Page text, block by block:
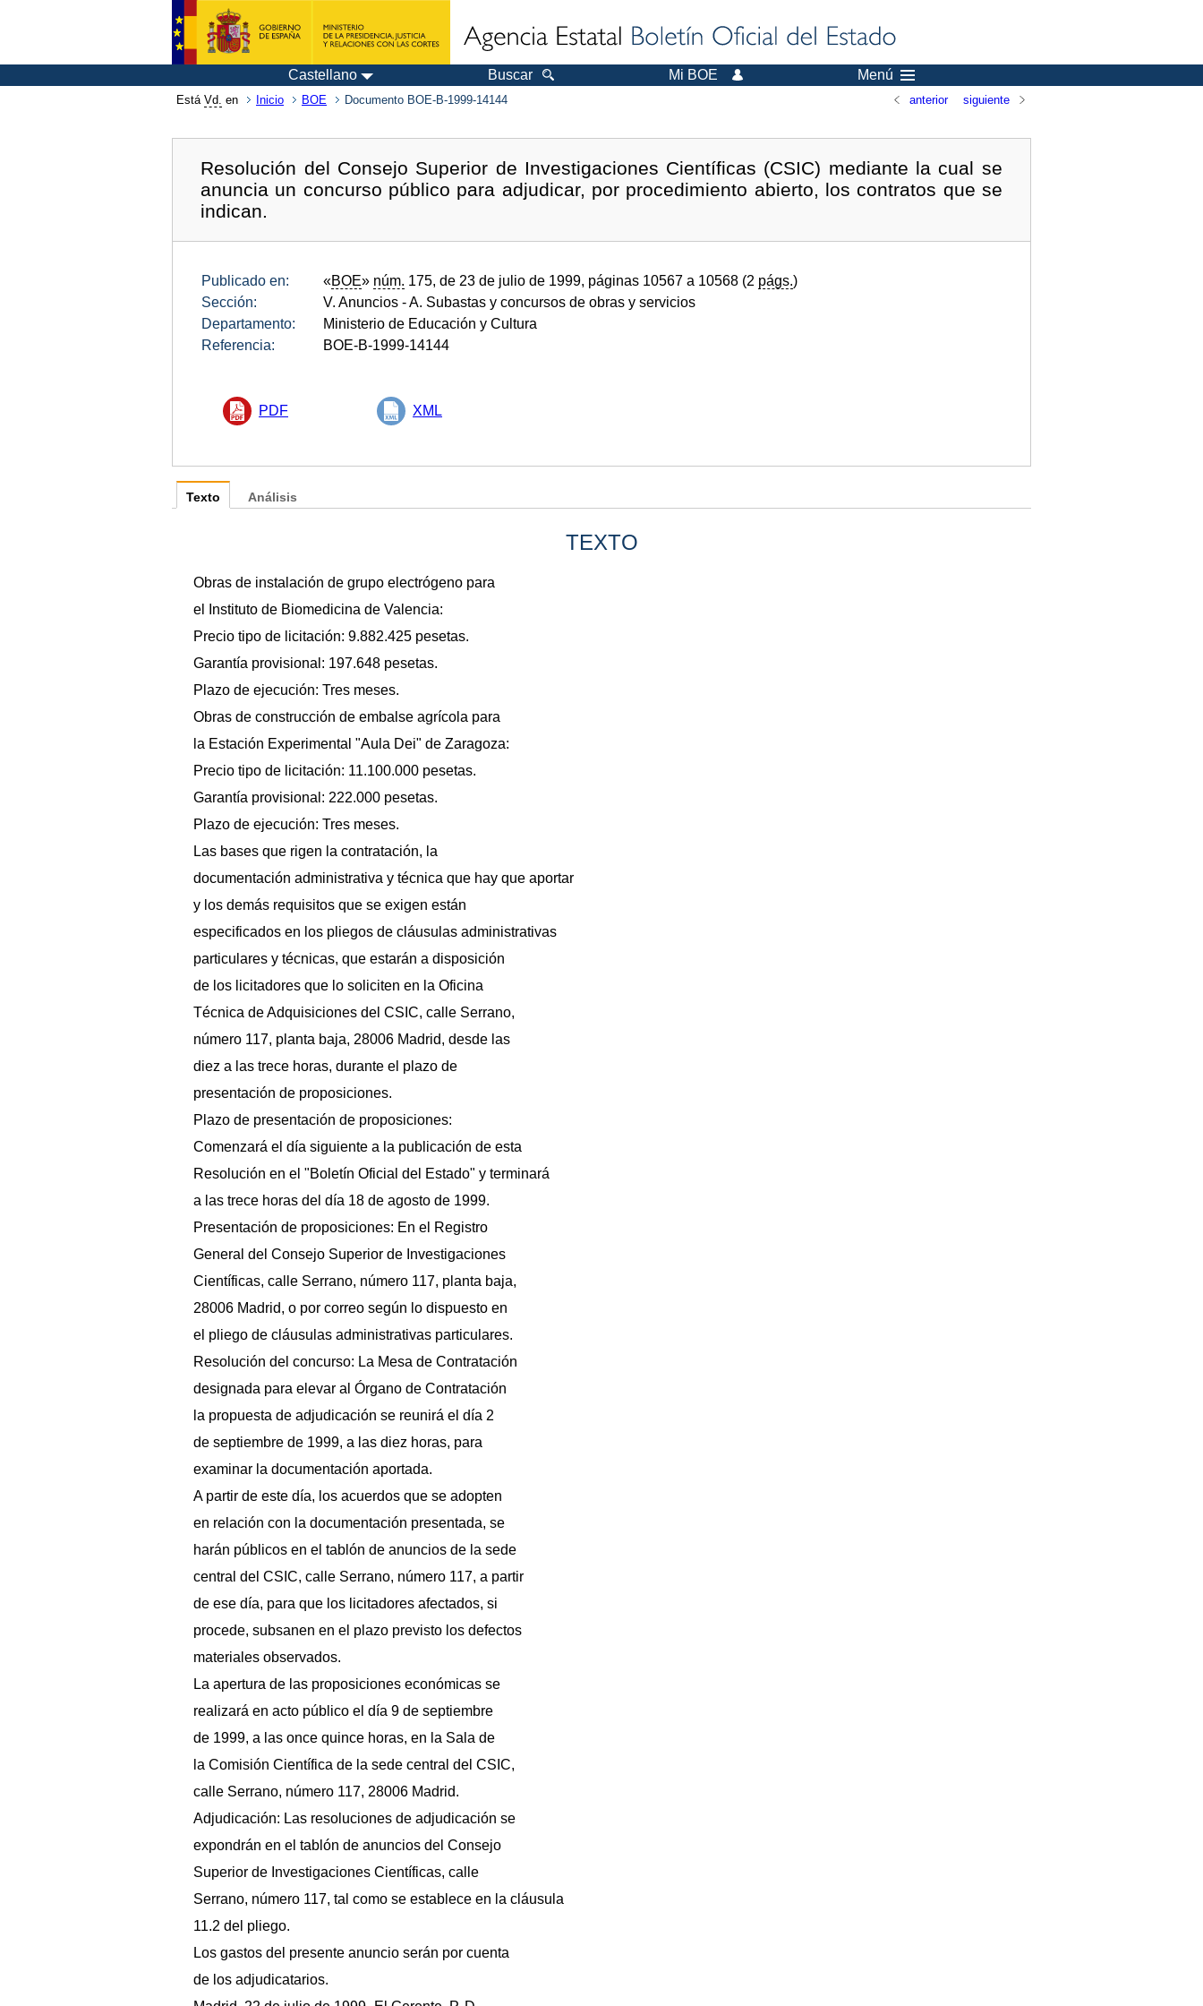
Castellano Buscar Mi BOE Menú
Está Vd. en Inicio BOE Documento BOE-B-1999-14144 anterior siguiente
Resolución del Consejo Superior de Investigaciones Científicas (CSIC) mediante la cual se
anuncia un concurso público para adjudicar, por procedimiento abierto, los contratos que se
indican.
Publicado en: «BOE» núm. 175, de 23 de julio de 1999, páginas 10567 a 10568 (2 págs.)
Sección:
V. Anuncios - A. Subastas y concursos de obras y servicios
Departamento:
Ministerio de Educación y Cultura
Referencia:
BOE-B-1999-14144
PDF XML
Texto
TEXTO
Obras de instalación de grupo electrógeno para
el Instituto de Biomedicina de Valencia:
Precio tipo de licitación: 9.882.425 pesetas.
Garantía provisional: 197.648 pesetas.
Plazo de ejecución: Tres meses.
Obras de construcción de embalse agrícola para
la Estación Experimental "Aula Dei" de Zaragoza:
Precio tipo de licitación: 11.100.000 pesetas.
Garantía provisional: 222.000 pesetas.
Plazo de ejecución: Tres meses.
Las bases que rigen la contratación, la
documentación administrativa y técnica que hay que aportar
y los demás requisitos que se exigen están
especificados en los pliegos de cláusulas administrativas
particulares y técnicas, que estarán a disposición
de los licitadores que lo soliciten en la Oficina
Técnica de Adquisiciones del CSIC, calle Serrano,
número 117, planta baja, 28006 Madrid, desde las
diez a las trece horas, durante el plazo de
presentación de proposiciones.
Plazo de presentación de proposiciones:
Comenzará el día siguiente a la publicación de esta
Resolución en el "Boletín Oficial del Estado" y terminará
a las trece horas del día 18 de agosto de 1999.
Presentación de proposiciones: En el Registro
General del Consejo Superior de Investigaciones
Científicas, calle Serrano, número 117, planta baja,
28006 Madrid, o por correo según lo dispuesto en
el pliego de cláusulas administrativas particulares.
Resolución del concurso: La Mesa de Contratación
designada para elevar al Órgano de Contratación
la propuesta de adjudicación se reunirá el día 2
de septiembre de 1999, a las diez horas, para
examinar la documentación aportada.
A partir de este día, los acuerdos que se adopten
en relación con la documentación presentada, se
harán públicos en el tablón de anuncios de la sede
central del CSIC, calle Serrano, número 117, a partir
de ese día, para que los licitadores afectados, si
procede, subsanen en el plazo previsto los defectos
materiales observados.
La apertura de las proposiciones económicas se
realizará en acto público el día 9 de septiembre
de 1999, a las once quince horas, en la Sala de
la Comisión Científica de la sede central del CSIC,
calle Serrano, número 117, 28006 Madrid.
Adjudicación: Las resoluciones de adjudicación se
expondrán en el tablón de anuncios del Consejo
Superior de Investigaciones Científicas, calle
Serrano, número 117, tal como se establece en la cláusula
11.2 del pliego.
Los gastos del presente anuncio serán por cuenta
de los adjudicatarios.
Análisis